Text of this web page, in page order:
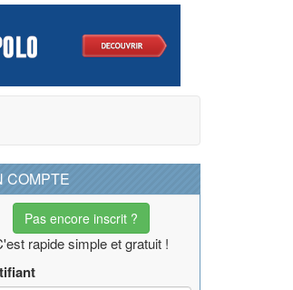
COMPTE
Pas encore inscrit ?
rapide simple et gratuit !